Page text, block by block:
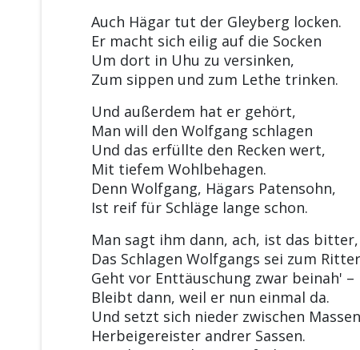
Auch Hägar tut der Gleyberg locken.
Er macht sich eilig auf die Socken
Um dort in Uhu zu versinken,
Zum sippen und zum Lethe trinken.
Und außerdem hat er gehört,
Man will den Wolfgang schlagen
Und das erfüllte den Recken wert,
Mit tiefem Wohlbehagen.
Denn Wolfgang, Hägars Patensohn,
Ist reif für Schläge lange schon.
Man sagt ihm dann, ach, ist das bitter,
Das Schlagen Wolfgangs sei zum
Geht vor Enttäuschung zwar beinah' –
Bleibt dann, weil er nun einmal da.
Und setzt sich nieder zwischen Massen
Herbeigereister andrer Sassen.